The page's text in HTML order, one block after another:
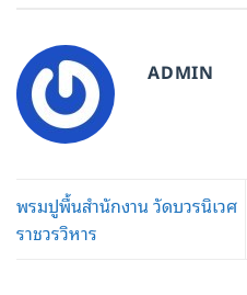
ADMIN
พรมปูพื้นสำนักงาน วัดบวรนิเวศ
ราชวรวิหาร